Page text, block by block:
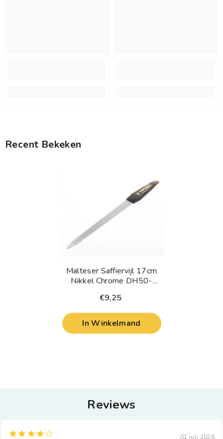
Recent Bekeken
Malteser Saffiervijl 17cm
Nikkel Chrome DH50-
€9,25
In Winkelmand
Reviews
★★★★☆ 01 juli 2026